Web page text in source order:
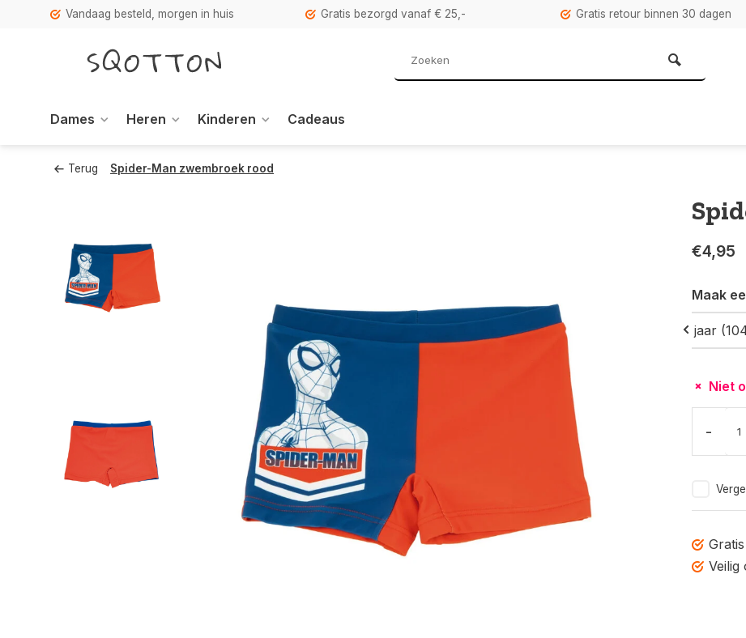
Vandaag besteld, morgen in huis Gratis bezorgd vanaf € 25,- Gratis retour binnen 30 dagen
Dames Heren Kinderen Cadeaus
Terug Spider-Man zwembroek rood
€4,95
Maak
4 jaar
Niet
-
Veilig